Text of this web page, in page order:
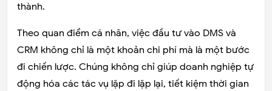
thành.
Theo quan điểm cá nhân, việc đầu tư vào DMS và
CRM không chỉ là một khoản chi phí mà là một bước
đi chiến lược. Chúng không chỉ giúp doanh nghiệp tự
động hóa các tác vụ lặp đi lặp lại, tiết kiệm thời gian